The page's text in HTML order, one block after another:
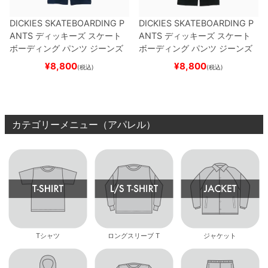
DICKIES SKATEBOARDING P
ANTS ディッキーズ スケート
ボーディング パンツ ジーンズ
SLIM FIT 30 LENGTH
スケートボード スケボ
¥8,800(税込)
DICKIES SKATEBOARDING P
ANTS ディッキーズ スケート
ボーディング パンツ ジーンズ
SLIM FIT 30 LENGTH
スケートボード スケボー
¥8,800(税込)
カテゴリーメニュー（アパレル）
Tシャツ ロングスリーブ T ジャケット